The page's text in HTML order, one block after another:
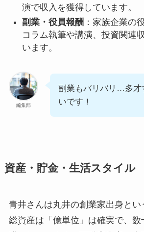
演で収入を獲得しています。
副業・役員報酬 ：家族企業の
コラム執筆や講演、投資関連
います。
編集部
副業もバリバリ…多才
いです！
資産・貯金・生活スタイル
青井さんは丸井の創業家出身とい
総資産は「億単位」は確実で、数